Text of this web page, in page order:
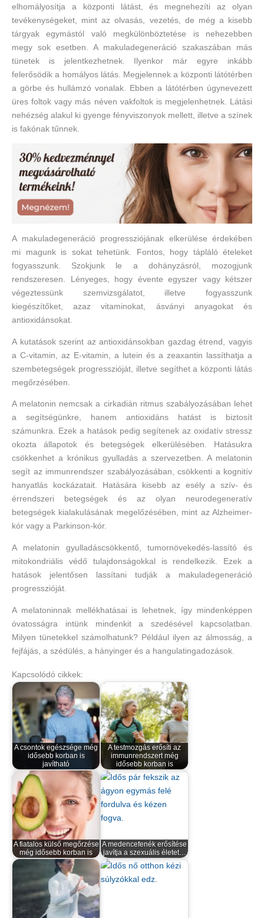
elhomályosítja a központi látást, és megnehezíti az olyan
tevékenységeket, mint az olvasás, vezetés, de még a kisebb
tárgyak egymástól való megkülönböztetése is nehezebben
megy sok esetben. A makuladegeneráció szakaszában más
tünetek is jelentkezhetnek. Ilyenkor már egyre inkább
felerősödik a homályos látás. Megjelennek a központi látótérben
a görbe és hullámzó vonalak. Ebben a látótérben úgynevezett
üres foltok vagy más néven vakfoltok is megjelenhetnek. Látási
nehézség alakul ki gyenge fényviszonyok mellett, illetve a színek
is fakónak tűnnek.
A makuladegeneráció progressziójának elkerülése érdekében
mi magunk is sokat tehetünk. Fontos, hogy tápláló ételeket
fogyasszunk. Szokjunk le a dohányzásról, mozogjunk
rendszeresen. Lényeges, hogy évente egyszer vagy kétszer
végeztessünk szemvizsgálatot, illetve fogyasszunk
kiegészítőket, azaz vitaminokat, ásványi anyagokat és
antioxidánsokat.
A kutatások szerint az antioxidánsokban gazdag étrend, vagyis
a C-vitamin, az E-vitamin, a lutein és a zeaxantin lassíthatja a
szembetegségek progresszióját, illetve segíthet a központi látás
megőrzésében.
A melatonin nemcsak a cirkadián ritmus szabályozásában lehet
a segítségünkre, hanem antioxidáns hatást is biztosít
számunkra. Ezek a hatások pedig segítenek az oxidatív stressz
okozta állapotok és betegségek elkerülésében. Hatásukra
csökkenhet a krónikus gyulladás a szervezetben. A melatonin
segít az immunrendszer szabályozásában, csökkenti a kognitív
hanyatlás kockázatait. Hatására kisebb az esély a szív- és
érrendszeri betegségek és az olyan neurodegeneratív
betegségek kialakulásának megelőzésében, mint az Alzheimer-
kór vagy a Parkinson-kór.
A melatonin gyulladáscsökkentő, tumornövekedés-lassító és
mitokondriális védő tulajdonságokkal is rendelkezik. Ezek a
hatások jelentősen lassítani tudják a makuladegeneráció
progresszióját.
A melatoninnak mellékhatásai is lehetnek, így mindenképpen
óvatosságra intünk mindenkit a szedésével kapcsolatban.
Milyen tünetekkel számolhatunk? Például ilyen az álmosság, a
fejfájás, a szédülés, a hányinger és a hangulatingadozások.
Kapcsolódó cikkek:
A csontok egészsége még
idősebb korban is
javítható
A testmozgás erősíti az
immunrendszert még
idősebb korban is
A fiatalos külső megőrzése
még idősebb korban is
A medencefenék erősítése
javítja a szexuális életet…